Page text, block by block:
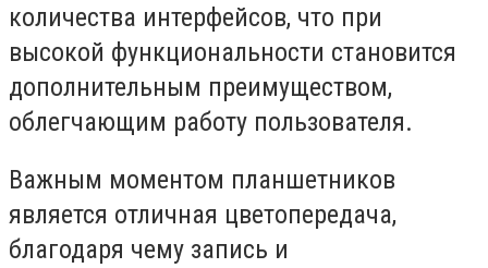
количества интерфейсов, что при
высокой функциональности становится
дополнительным преимуществом,
облегчающим работу пользователя.
Важным моментом планшетников
является отличная цветопередача,
благодаря чему запись и